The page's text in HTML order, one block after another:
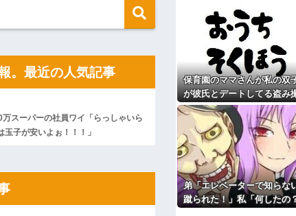
向かう日に、トメから車を出せと要求された。断っただけな
てしまい…
義実家の顔じゃない！嫁が義妹旦那とフリンしたのよ！」私
ばとかいう年１くらいで無性に食いたくなるやつｗｗｗｗｗ
の姫、佳子さまのお気に入りのドレスがこちらです←コレは
w w w w w
マさん「新しい洗濯機買って1発目に回したらコレw」←こw
w w w w w
マ美容師さん、ココリコ田中みたいなチー牛を大変身させた
w w w w w w w w w
新版の宇垣美里さん←こう言うのでいいんだよが目一杯詰ま
感がある！イタズラしたでしょ！？」俺「してないよ」←姉
タズラしたと勘違いされているのだが・・・
っていた4万4000円のフィギュアがヤバすぎるｗｗｗｗｗｗ
ｗｗ」「逆に超安い」
母
ダ
こ
実
こ
り
も
保育園のママさんが私の双
が彼氏とデートしてる盗み
像を見せて「あとはわかる
とりあえず5万を家に持って
と脅してきた
弟「エレベーターで知らな
蹴られた！」私「何したの
。最近の人気記事
スーパーの社員ワイ「らっしゃいら
玉子が安いよぉ！！！」